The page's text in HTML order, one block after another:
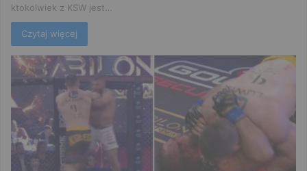
ktokolwiek z KSW jest…
Czytaj więcej